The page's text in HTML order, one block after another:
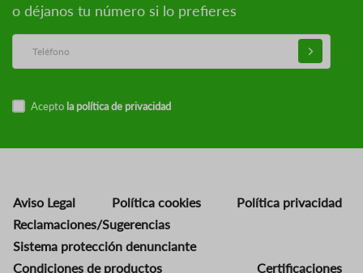
o déjanos tu número si lo prefieres
Acepto la política de privacidad
Aviso Legal Política cookies
Política privacidad
Reclamaciones/Sugerencias
Sistema protección denunciante
Condiciones de productos
Certificaciones